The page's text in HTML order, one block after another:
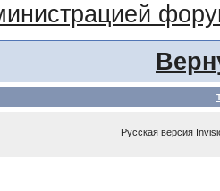
Русская версия